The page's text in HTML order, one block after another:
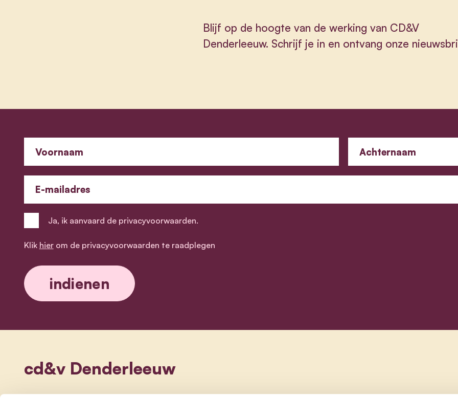
Blijf op de hoogte van de werking van CD&V
Denderleeuw. Schrijf je in en ontvang onze
Voornaam Achternaam
E-mailadres
Ja, ik aanvaard de privacyvoorwaarden.
Klik hierom de privacyvoorwaarden te raadplegen
cd&v Denderleeuw